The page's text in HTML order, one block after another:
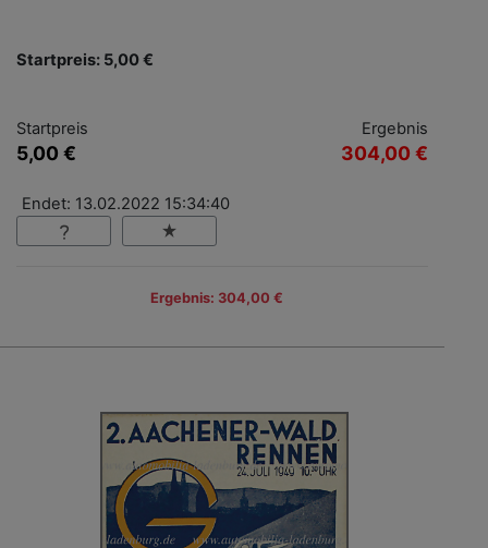
Startpreis: 5,00 €
Startpreis
5,00 €
Ergebnis
304,00 €
Endet: 13.02.2022 15:34:40
Ergebnis: 304,00 €